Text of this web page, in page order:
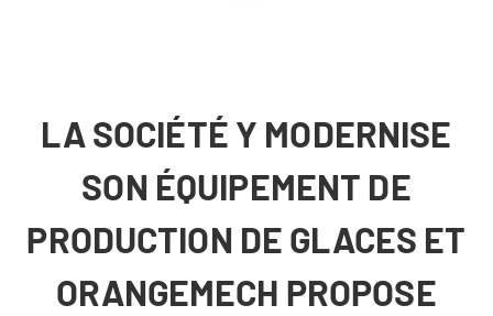
LA SOCIÉTÉ Y MODERNISE
SON ÉQUIPEMENT DE
PRODUCTION DE GLACES ET
ORANGEMECH PROPOSE